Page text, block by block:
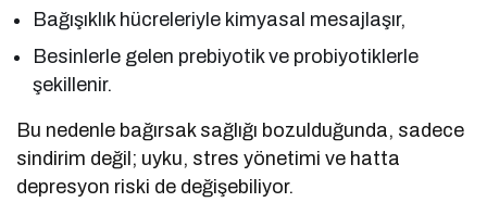
Bağışıklık hücreleriyle kimyasal mesajlaşır,
Besinlerle gelen prebiyotik ve probiyotiklerle
şekillenir.
Bu nedenle bağırsak sağlığı bozulduğunda, sadece
sindirim değil; uyku, stres yönetimi ve hatta
depresyon riski de değişebiliyor.